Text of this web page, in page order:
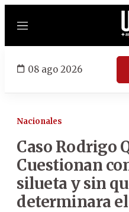
Menú
08 ago 2026
Nacionales
Caso Rodrigo
Cuestionan
silueta y sin
determinara